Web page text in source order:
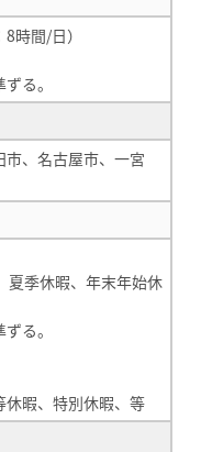
時間/日）
る。
、名古屋市、一宮
夏季休暇、年末年始休
る。
休暇、特別休暇、等